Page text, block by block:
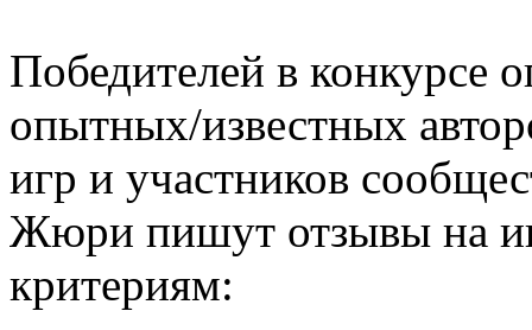
Победителей в конкурсе
опытных/известных
игр и участников
Жюри пишут отзывы на
критериям: